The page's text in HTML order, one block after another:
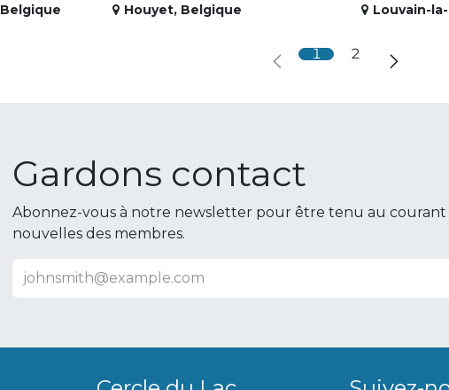
Belgique Houyet, Belgique Louvain-
1 2
Gardons contact
Abonnez-vous à notre newsletter pour être tenu au courant
nouvelles des membres.